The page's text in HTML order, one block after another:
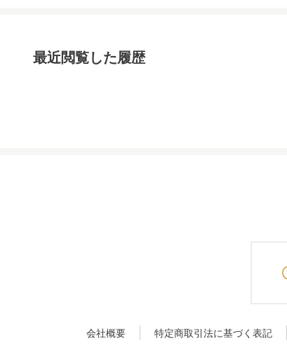
最近閲覧した履歴
会社概要 特定商取引法に基づく表記